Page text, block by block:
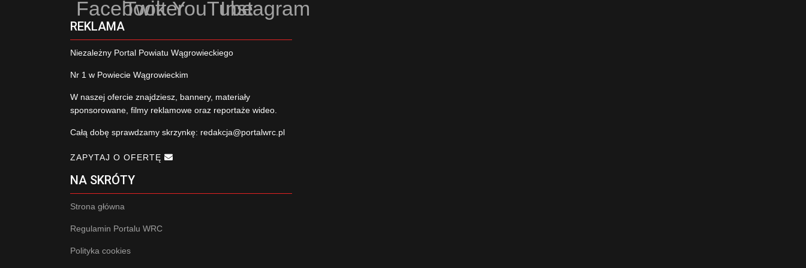
Facebook
TwitterYouTubeInstagram
REKLAMA
Niezależny Portal Powiatu Wągrowieckiego
Nr 1 w Powiecie Wągrowieckim
W naszej ofercie znajdziesz, bannery, materiały
sponsorowane, filmy reklamowe oraz reportaże wideo.
Całą dobę sprawdzamy skrzynkę: redakcja@portalwrc.pl
ZAPYTAJ O OFERTĘ
NA SKRÓTY
Strona główna
Regulamin Portalu WRC
Polityka cookies